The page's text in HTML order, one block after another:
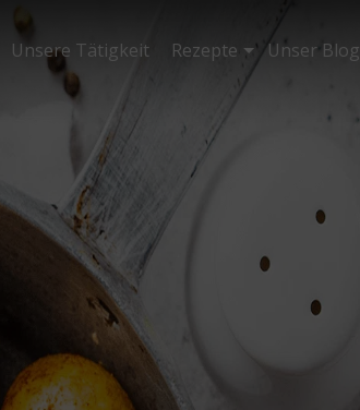
Unsere Tätigkeit Rezepte Unser Blog